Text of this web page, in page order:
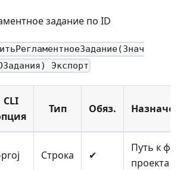
задание по ID
Экспорт
CLI
Тип Обяз.
Строка ✔
Путь к
проекта